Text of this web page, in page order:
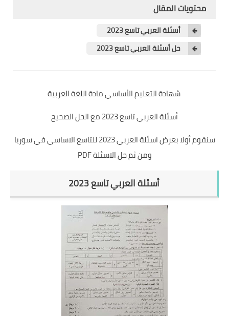
محتويات المقال
أسئلة العربي تاسع 2023
حل أسئلة العربي تاسع 2023
شهادة التعليم الأساسي مادة اللغة العربية
أسئلة العربي تاسع 2023 مع الحل الصحيح
سنقوم أولا بعرض اسئلة العربي 2023 للتاسع الاساسي في سوريا
ومن ثم حل الاسئلة PDF
أسئلة العربي تاسع 2023